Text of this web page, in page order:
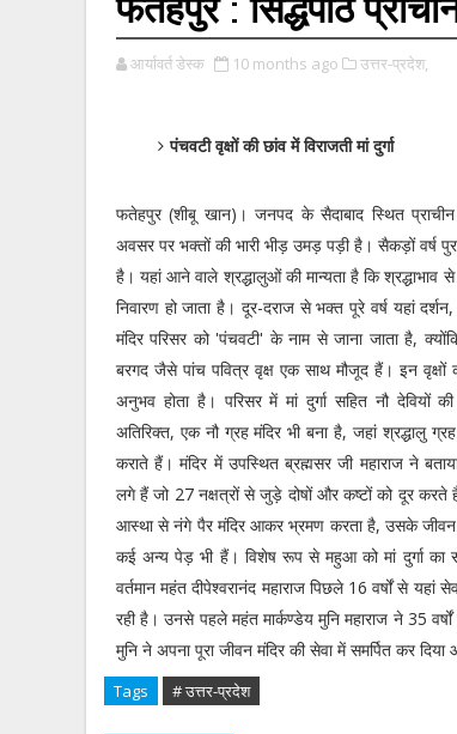
फतेहपुर : सिद्धपीठ
आर्यावर्त डेस्क 10 months ago उत्तर-प्रदेश,
पंचवटी वृक्षों की छांव में विराजती मां दुर्गा
फतेहपुर (शीबू खान)। जनपद के सैदाबाद स्थित प्राचीन
अवसर पर भक्तों की भारी भीड़ उमड़ पड़ी है। सैकड़ों वर्ष
है। यहां आने वाले श्रद्धालुओं की मान्यता है कि श्रद्धाभाव
निवारण हो जाता है। दूर-दराज से भक्त पूरे वर्ष यहां
मंदिर परिसर को 'पंचवटी' के नाम से जाना जाता है,
बरगद जैसे पांच पवित्र वृक्ष एक साथ मौजूद हैं। इन वृक्षों
अनुभव होता है। परिसर में मां दुर्गा सहित नौ देवियों
अतिरिक्त, एक नौ ग्रह मंदिर भी बना है, जहां श्रद्धालु
कराते हैं। मंदिर में उपस्थित ब्रह्मसर जी महाराज ने
लगे हैं जो 27 नक्षत्रों से जुड़े दोषों और कष्टों को दूर करते
आस्था से नंगे पैर मंदिर आकर भ्रमण करता है, उसके
कई अन्य पेड़ भी हैं। विशेष रूप से महुआ को मां दुर्गा का
वर्तमान महंत दीपेश्वरानंद महाराज पिछले 16 वर्षों से
रही है। उनसे पहले महंत मार्कण्डेय मुनि महाराज ने 35
मुनि ने अपना पूरा जीवन मंदिर की सेवा में समर्पित कर
Tags # उत्तर-प्रदेश